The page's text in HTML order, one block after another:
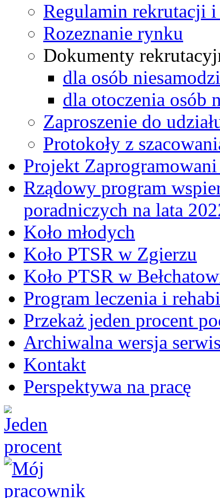
Regulamin rekrutacji
Rozeznanie rynku
Dokumenty
dla osób
dla otoczenia osób
Zaproszenie do
Protokoły z
Projekt
Rządowy program
poradniczych na lata
Koło młodych
Koło PTSR w Zgierzu
Koło PTSR w
Program leczenia i
Przekaż jeden procent
Archiwalna wersja
Kontakt
Perspektywa na pracę